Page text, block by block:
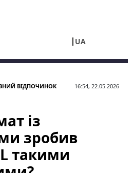
UA
ВІДПОЧИНОК 16:54, 22.05.2026
із
зробив
такими